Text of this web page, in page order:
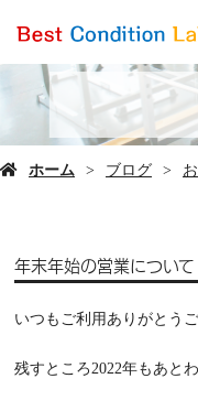
ホーム ブログ
年末年始の営業について
いつもご利用ありがとうご
残すところ2022年もあと